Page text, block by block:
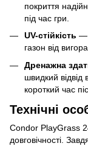
покриття
під час гри.
UV-стійкість —
газон від
Дренажна
швидкий
короткий час
Технічні
Condor PlayGrass
довговічності.